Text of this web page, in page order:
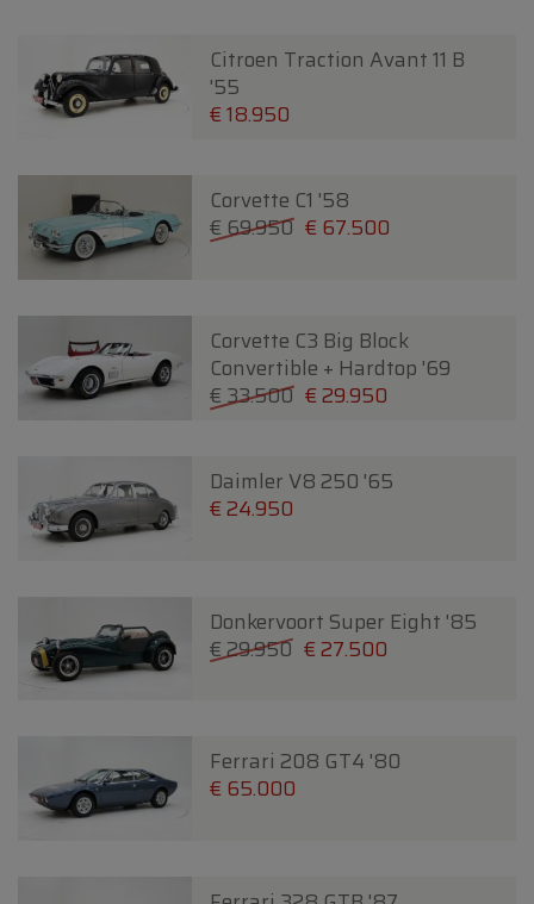
Citroen Traction Avant 11 B
'55
€ 18.950
Corvette C1 '58
€ 69.950 € 67.500
Corvette C3 Big Block
Convertible + Hardtop '69
€ 33.500 € 29.950
Daimler V8 250 '65
€ 24.950
Donkervoort Super Eight '85
€ 29.950 € 27.500
Ferrari 208 GT4 '80
€ 65.000